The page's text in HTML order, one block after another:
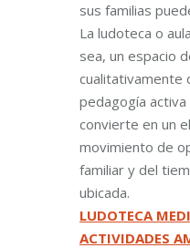
sus familias
La ludoteca o
sea, un espacio
cualitativamente
pedagogía
convierte en un
movimiento de
familiar y del
ubicada.
LUDOTECA
ACTIVIDADES